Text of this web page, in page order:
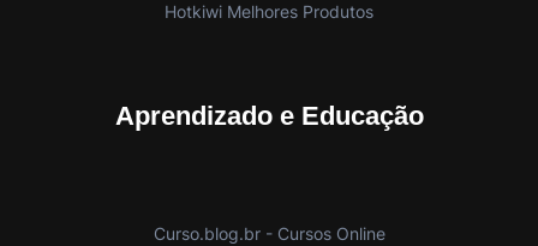
Hotkiwi Melhores Produtos
Aprendizado e Educação
Curso.blog.br - Cursos Online